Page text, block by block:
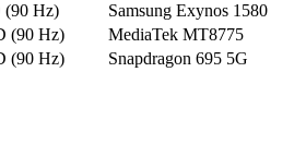
(90 Hz) Samsung Exynos 1580
(90 Hz) MediaTek MT8775
(90 Hz) Snapdragon 695 5G